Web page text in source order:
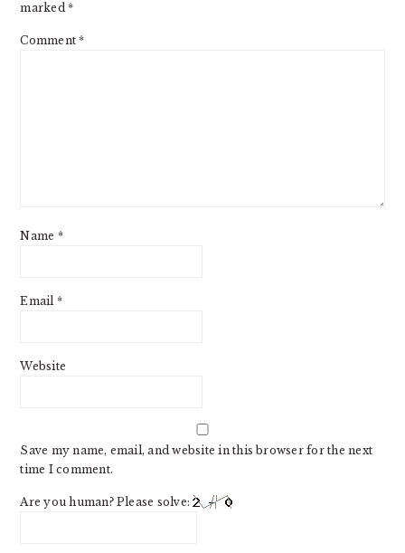
marked*
Comment*
Name *
Email *
Website
Save my name, email, and website in this browser for the next
time I comment.
Are you human? Please solve: